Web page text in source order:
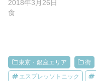
2018年3月26日
食
東京・銀座エリア 街
エスプレッソトニック